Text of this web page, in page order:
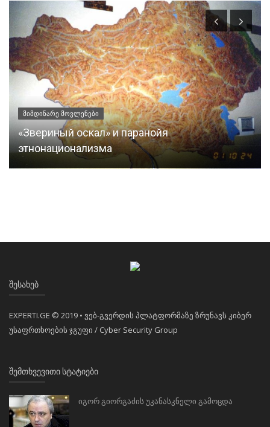
მიმდინარე მოვლენები
«Звериный оскал» и паранойя
этнонационализма
ᲨᲔᲡᲐᲮᲔᲑ
EXPERTI.GE © 2019 • ვებ-გვერდის პლატფორმაზე ზრუნავს კიბერ
უსაფრთხოების ჯგუფი / Cyber Security Group
ᲨᲔᲛᲗᲮᲕᲔᲕᲘᲗᲘ ᲡᲢᲐᲢᲘᲔᲑᲘ
იგორ გიორგაძის უკანასკნელი გამოცდა